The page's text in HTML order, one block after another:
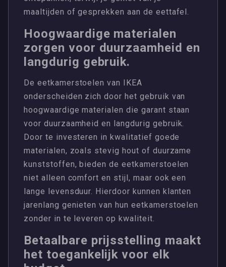
maaltijden of gesprekken aan de eettafel.
Hoogwaardige materialen
zorgen voor duurzaamheid en
langdurig gebruik.
De eetkamerstoelen van IKEA
onderscheiden zich door het gebruik van
hoogwaardige materialen die garant staan
voor duurzaamheid en langdurig gebruik.
Door te investeren in kwalitatief goede
materialen, zoals stevig hout of duurzame
kunststoffen, bieden de eetkamerstoelen
niet alleen comfort en stijl, maar ook een
lange levensduur. Hierdoor kunnen klanten
jarenlang genieten van hun eetkamerstoelen
zonder in te leveren op kwaliteit.
Betaalbare prijsstelling maakt
het toegankelijk voor elk